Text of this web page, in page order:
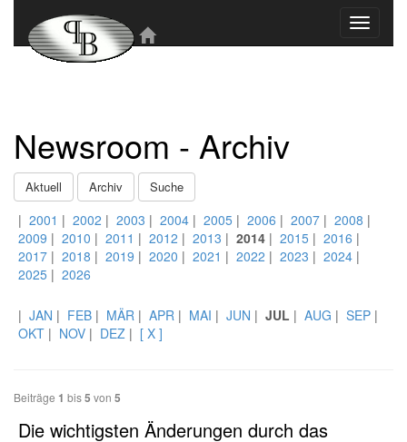
Toggle
Newsroom - Archiv
Aktuell Archiv Suche
| 2001 | 2002 | 2003 | 2004 | 2005 | 2006 | 2007 | 2008 |
2009 | 2010 | 2011 | 2012 | 2013 | 2014 | 2015 | 2016 |
2017 | 2018 | 2019 | 2020 | 2021 | 2022 | 2023 | 2024 |
2025 | 2026
| JAN | FEB | MÄR | APR | MAI | JUN | JUL | AUG | SEP |
OKT | NOV | DEZ | [ X ]
Beiträge 1 bis5 von 5
Die wichtigsten Änderungen durch das